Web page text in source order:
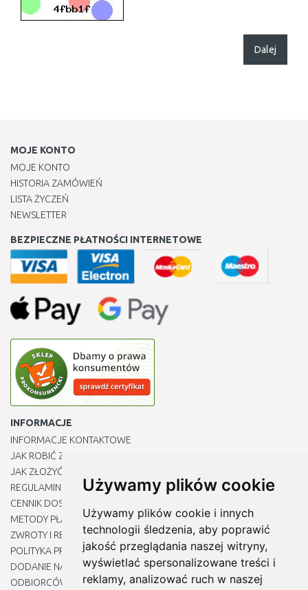
Używamy plików cookie
Używamy plików cookie i innych
technologii śledzenia, aby poprawić
jakość przeglądania naszej witryny,
wyświetlać spersonalizowane treści i
reklamy, analizować ruch w naszej
Dalej
MOJE KONTO
MOJE KONTO
HISTORIA ZAMÓWIEŃ
LISTA ŻYCZEŃ
NEWSLETTER
BEZPIECZNE PŁATNOŚCI INTERNETOWE
INFORMACJE
INFORMACJE KONTAKTOWE
JAK ROBIĆ ZAKUPY ?
JAK ZŁOŻYĆ REKLAMACJĘ
REGULAMIN
CENNIK DOSTAWY
METODY PŁATNOŚCI
ZWROTY I REKLAMACJE PRODUKTÓW
POLITYKA PRYWATNOŚCI
DODANIE NASZYCH ADRESÓW E-MAIL DO LISTY ZAUFANYCH
ODBIORCÓW